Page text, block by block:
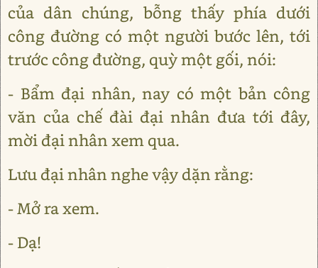
của dân chúng, bỗng thấy phía dưới
công đường có một người bước lên, tới
trước công đường, quỳ một gối, nói:
- Bẩm đại nhân, nay có một bản công
văn của chế đài đại nhân đưa tới đây,
mời đại nhân xem qua.
Lưu đại nhân nghe vậy dặn rằng:
- Mở ra xem.
- Dạ!